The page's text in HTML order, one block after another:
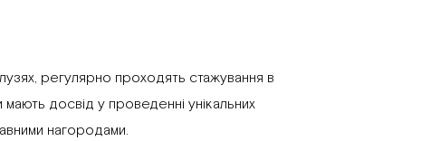
регулярно проходять стажування в
мають досвід у проведенні унікальних
нагородами.